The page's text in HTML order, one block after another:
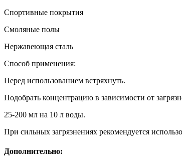
Спортивные покрытия
Смоляные полы
Нержавеющая сталь
Способ применения:
Перед использованием встряхнуть.
Подобрать концентрацию в зависимости от
25-200 мл на 10 л воды.
При сильных загрязнениях рекомендуется
Дополнительно: